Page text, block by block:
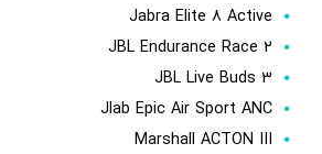
Jabra Elite 8 Active
JBL Endurance Race 2
JBL Live Buds 3
Jlab Epic Air Sport ANC
Marshall ACTON III